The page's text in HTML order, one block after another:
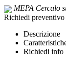
MEPA Cercalo
Richiedi preventivo
Descrizione
Richiedi info